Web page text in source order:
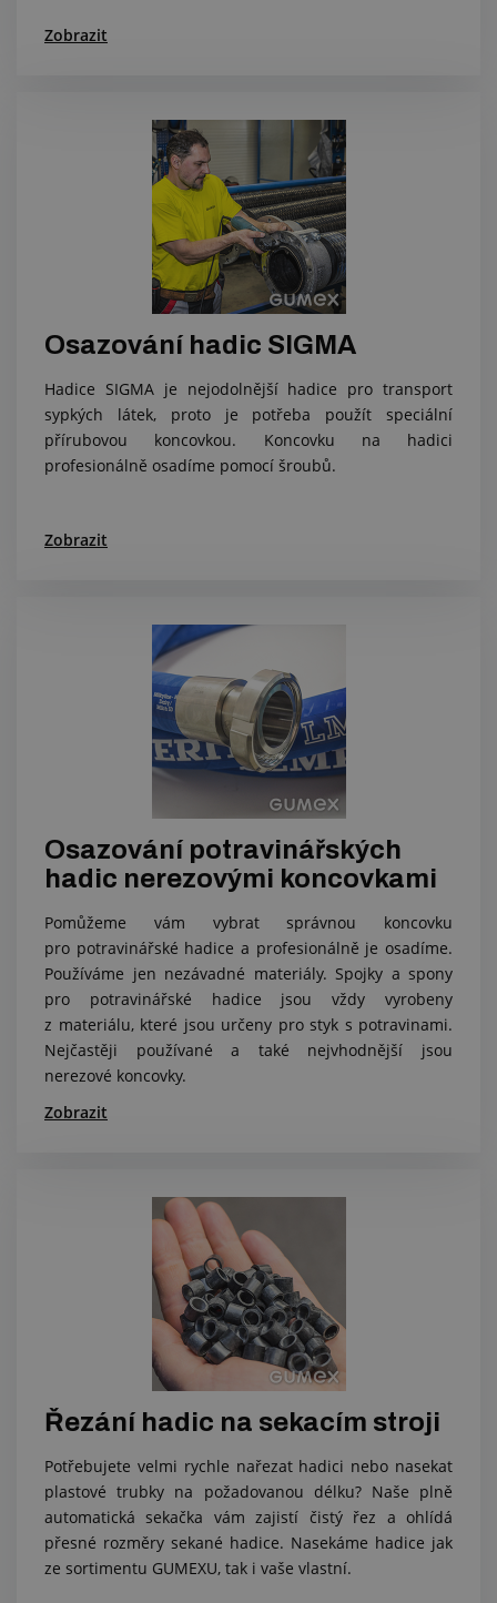
Zobrazit
Osazování hadic SIGMA
Hadice SIGMA je nejodolnější hadice pro transport
sypkých látek, proto je potřeba použít speciální
přírubovou koncovkou. Koncovku na hadici
profesionálně osadíme pomocí šroubů.
Zobrazit
Osazování potravinářských
hadic nerezovými koncovkami
Pomůžeme vám vybrat správnou koncovku
pro potravinářské hadice a profesionálně je osadíme.
Používáme jen nezávadné materiály. Spojky a spony
pro potravinářské hadice jsou vždy vyrobeny
z materiálu, které jsou určeny pro styk s potravinami.
Nejčastěji používané a také nejvhodnější jsou
nerezové koncovky.
Zobrazit
Řezání hadic na sekacím stroji
Potřebujete velmi rychle nařezat hadici nebo nasekat
plastové trubky na požadovanou délku? Naše plně
automatická sekačka vám zajistí čistý řez a ohlídá
přesné rozměry sekané hadice. Nasekáme hadice jak
ze sortimentu GUMEXU, tak i vaše vlastní.